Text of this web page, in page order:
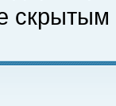
скрытым